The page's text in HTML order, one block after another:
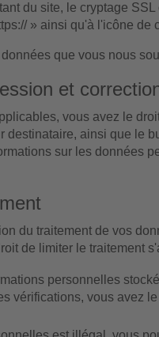
du site, le cryptage
» ainsi qu'à l'icône
que vous nous
et
vous avez le
ainsi que le
sur les données
du traitement de vos
de limiter le traitement
personnelles
vérifications, vous avez